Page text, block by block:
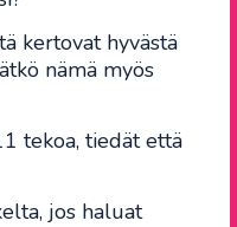
kertovat hyvästä
nämä myös
tekoa, tiedät että
jos haluat